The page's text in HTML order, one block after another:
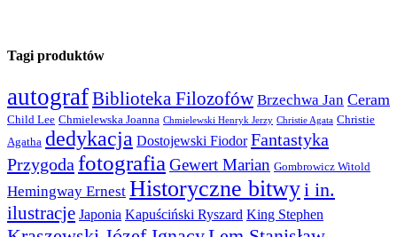
Tagi produktów
autografBiblioteka Filozofów Brzechwa Jan Ceram
Child Lee Chmielewska Joanna Chmielewski Henryk Jerzy Christie Agata Christie
Agatha dedykacja Dostojewski Fiodor Fantastyka
Przygoda fotografia Gewert Marian Gombrowicz Witold
Hemingway Ernest Historyczne bitwyi in.
ilustracje Japonia Kapuściński Ryszard King Stephen